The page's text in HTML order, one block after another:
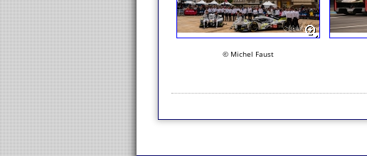
© Michel Faust